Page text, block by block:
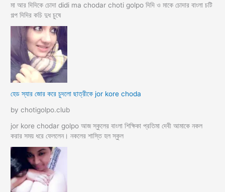
মা আর দিদিকে চোদা didi ma chodar choti golpo দিদি ও মাকে চোদার বাংলা চটি
গল্প দিদির কচি দুধ চুষে
হেড স্যার জোর করে চুদলো ছাত্রীকে jor kore choda
by chotigolpo.club
jor kore chodar golpo আজ স্কুলের বাংলা শিক্ষিকা প্রতিমা দেবী আমাকে নকল
করার সময় ধরে ফেললেন। নকলের শাস্তি হল স্কুল